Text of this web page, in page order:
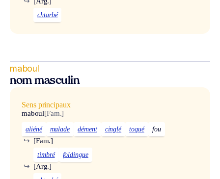
chtarbé
maboul
nom masculin
Sens principaux
maboul[Fam.]
aliéné malade dément cinglé toqué fou
[Fam.]
↪
timbré foldingue
[Arg.]
↪